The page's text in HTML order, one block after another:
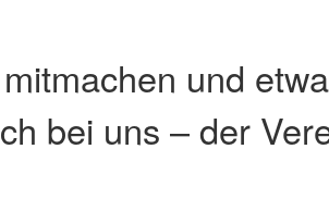
und
bei uns – der